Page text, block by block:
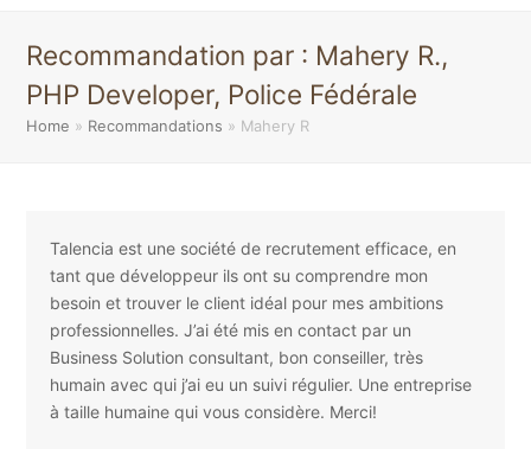
Recommandation par : Mahery R.,
PHP Developer, Police Fédérale
Home » Recommandations » Mahery R
Talencia est une société de recrutement efficace, en
tant que développeur ils ont su comprendre mon
besoin et trouver le client idéal pour mes ambitions
professionnelles. J’ai été mis en contact par un
Business Solution consultant, bon conseiller, très
humain avec qui j’ai eu un suivi régulier. Une entreprise
à taille humaine qui vous considère. Merci!